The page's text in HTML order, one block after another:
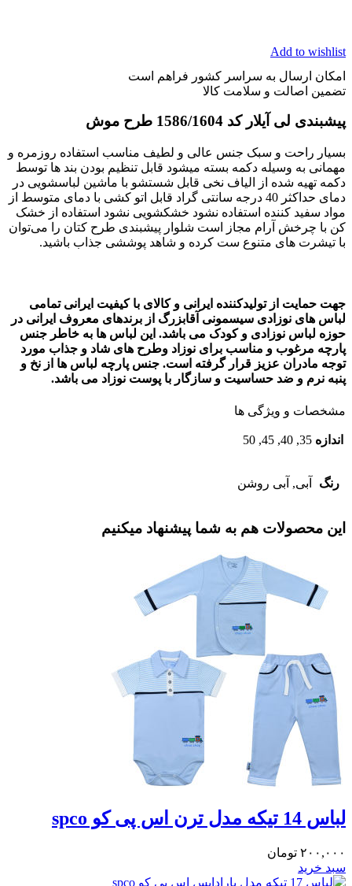
Add to wishlist
امکان ارسال به سراسر کشور فراهم است
تضمین اصالت و سلامت کالا
پیشبندی لی آیلار کد 1586/1604 طرح موش
بسیار راحت و سبک جنس عالی و لطیف مناسب استفاده روزمره و
مهمانی به وسیله دکمه بسته میشود قابل تنظیم بودن بند ها توسط
دکمه تهیه شده از الیاف نخی قابل شستشو با ماشین لباسشویی در
دمای حداکثر 40 درجه سانتی گراد قابل اتو کشی با دمای متوسط از
مواد سفید کننده استفاده نشود خشکشویی نشود استفاده از خشک
کن با چرخش آرام مجاز است شلوار پیشبندی طرح کتان را می‌توان
با تیشرت های متنوع ست کرده و شاهد پوششی جذاب باشید.
جهت حمایت از تولیدکننده ایرانی و کالای با کیفیت ایرانی تمامی
لباس های نوزادی سیسمونی آقابزرگ ا ز برندهای معروف ایرانی در
حوزه لباس نوزادی و کودک می باشد. این لباس ها به خاطر جنس
پارچه مرغوب و مناسب برای نوزاد وطرح های شاد و جذاب مورد
توجه مادران عزیز قرار گرفته است. جنس پارچه لباس ها از نخ و
پنبه نرم و ضد حساسیت و سازگار با پوست نوزاد می باشد.
مشخصات و ویژگی ها
اندازه 35, 40, 45, 50
رنگ آبی, آبی روشن
این محصولات هم به شما پیشنهاد میکنیم
لباس 14 تیکه مدل ترن اس پی کو spco
۲۰۰,۰۰۰ تومان
سبد خرید